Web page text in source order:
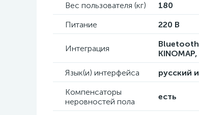
Вес пользователя (кг)
180
Питание
220 В
Интеграция
Язык(и) интерфейса
русский
Компенсаторы
неровностей пола
есть